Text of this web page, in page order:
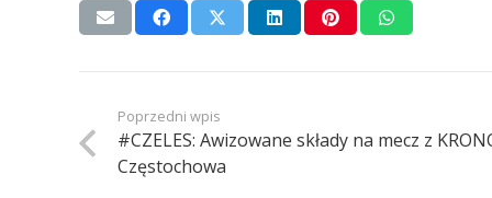
Poprzedni wpis
#CZELES: Awizowane składy na mecz z
Częstochowa